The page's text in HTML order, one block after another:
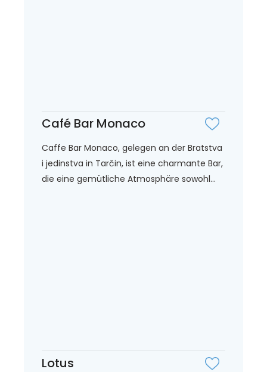
Café Bar Monaco
Caffe Bar Monaco, gelegen an der Bratstva
i jedinstva in Tarčin, ist eine charmante Bar,
die eine gemütliche Atmosphäre sowohl...
Lotus